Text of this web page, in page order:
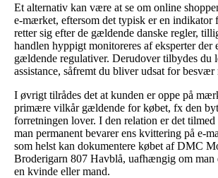
Et alternativ kan være at se om online
e-mærket, eftersom det typisk er en indikator
retter sig efter de gældende danske regler,
handlen hyppigt monitoreres af eksperter der
gældende regulativer. Derudover tilbydes du
assistance, såfremt du bliver udsat for besvær
I øvrigt tilrådes det at kunden er oppe på
primære vilkår gældende for købet, fx den
forretningen lover. I den relation er det tilmed
man permanent bevarer ens kvittering på e-
som helst kan dokumentere købet af DMC
Broderigarn 807 Havblå, uafhængig om man
en kvinde eller mand.